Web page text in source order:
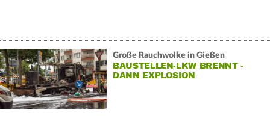
Große Rauchwolke in Gießen
BAUSTELLEN-LKW BRENNT -
DANN EXPLOSION